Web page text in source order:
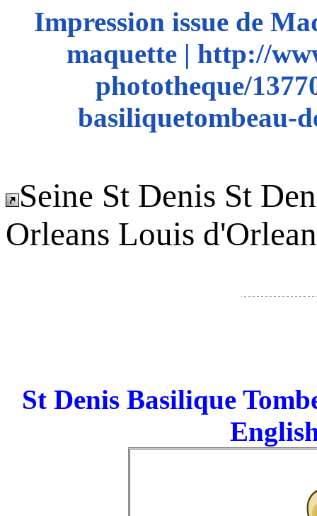
Impression issue de
maquette | http://
phototheque/
basiliquetombeau-
Seine St Denis St
Orleans Louis
St Denis Basilique